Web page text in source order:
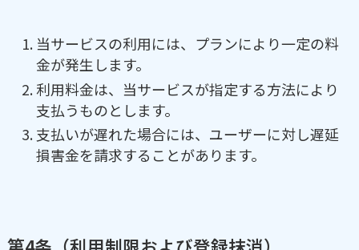
当サービスの利用には、プランにより一定の料
金が発生します。
利用料金は、当サービスが指定する方法により
支払うものとします。
支払いが遅れた場合には、ユーザーに対し遅延
損害金を請求することがあります。